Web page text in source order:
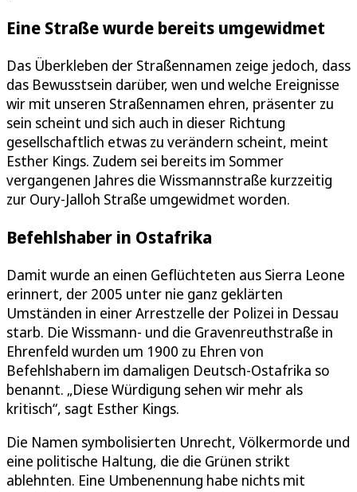
Eine Straße wurde bereits umgewidmet
Das Überkleben der Straßennamen zeige jedoch, dass
das Bewusstsein darüber, wen und welche Ereignisse
wir mit unseren Straßennamen ehren, präsenter zu
sein scheint und sich auch in dieser Richtung
gesellschaftlich etwas zu verändern scheint, meint
Esther Kings. Zudem sei bereits im Sommer
vergangenen Jahres die Wissmannstraße kurzzeitig
zur Oury-Jalloh Straße umgewidmet worden.
Befehlshaber in Ostafrika
Damit wurde an einen Geflüchteten aus Sierra Leone
erinnert, der 2005 unter nie ganz geklärten
Umständen in einer Arrestzelle der Polizei in Dessau
starb. Die Wissmann- und die Gravenreuthstraße in
Ehrenfeld wurden um 1900 zu Ehren von
Befehlshabern im damaligen Deutsch-Ostafrika so
benannt. „Diese Würdigung sehen wir mehr als
kritisch“, sagt Esther Kings.
Die Namen symbolisierten Unrecht, Völkermorde und
eine politische Haltung, die die Grünen strikt
ablehnten. Eine Umbenennung habe nichts mit